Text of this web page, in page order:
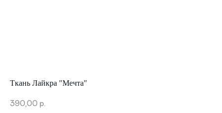
Ткань Лайкра "Мечта"
390,00 р.